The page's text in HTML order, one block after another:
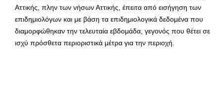
Αττικής, πλην των νήσων Αττικής, έπειτα από εισήγηση των
επιδημιολόγων και με βάση τα επιδημιολογικά δεδομένα που
διαμορφώθηκαν την τελευταία εβδομάδα, γεγονός που θέτει σε
ισχύ πρόσθετα περιοριστικά μέτρα για την περιοχή.